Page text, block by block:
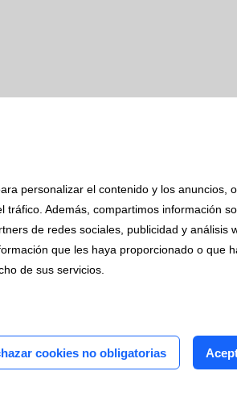
Workers.
Gemma Grau Gómez,
Monzón Camps. DOI:10.7759/
Disease and Non-Celiac Gluten
Puglia, Natàlia Pallarès, Cristian
Borràs, Jorge Medina Ugarelli, Marc
Pendent de fer les correccions.
populations in Catalonia:
Clin., Diciembre 2024.
on meropenem and ceftazidime-
Implications for Mortality Risks and
Gallardo-Pizarro A, Méndez R, Calbo
personalizar el contenido y los anuncios,
tráfico. Además, compartimos información
de redes sociales, publicidad y análisis
que les haya proporcionado o que
de sus servicios.
cookies no obligatorias